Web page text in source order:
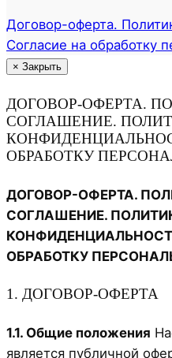
Договор-оферта.
Согласие на обработку
× Закрыть
ДОГОВОР-ОФЕРТА.
СОГЛАШЕНИЕ.
ОБРАБОТКУ
ДОГОВОР-ОФЕРТА.
СОГЛАШЕНИЕ.
ОБРАБОТКУ
1. ДОГОВОР-ОФЕРТА
1.1. Общие положения
является публичной